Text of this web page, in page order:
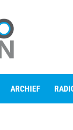
ARCHIEF